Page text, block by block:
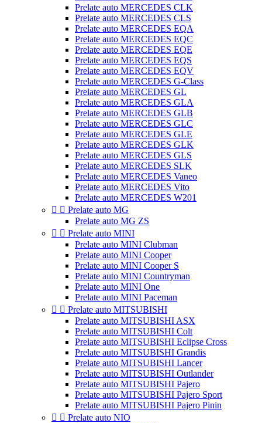
Prelate auto MERCEDES CLK
Prelate auto MERCEDES CLS
Prelate auto MERCEDES EQA
Prelate auto MERCEDES EQC
Prelate auto MERCEDES EQE
Prelate auto MERCEDES EQS
Prelate auto MERCEDES EQV
Prelate auto MERCEDES G-Class
Prelate auto MERCEDES GL
Prelate auto MERCEDES GLA
Prelate auto MERCEDES GLB
Prelate auto MERCEDES GLC
Prelate auto MERCEDES GLE
Prelate auto MERCEDES GLK
Prelate auto MERCEDES GLS
Prelate auto MERCEDES SLK
Prelate auto MERCEDES Vaneo
Prelate auto MERCEDES Vito
Prelate auto MERCEDES W201
  Prelate auto MG
Prelate auto MG ZS
  Prelate auto MINI
Prelate auto MINI Clubman
Prelate auto MINI Cooper
Prelate auto MINI Cooper S
Prelate auto MINI Countryman
Prelate auto MINI One
Prelate auto MINI Paceman
  Prelate auto MITSUBISHI
Prelate auto MITSUBISHI ASX
Prelate auto MITSUBISHI Colt
Prelate auto MITSUBISHI Eclipse Cross
Prelate auto MITSUBISHI Grandis
Prelate auto MITSUBISHI Lancer
Prelate auto MITSUBISHI Outlander
Prelate auto MITSUBISHI Pajero
Prelate auto MITSUBISHI Pajero Sport
Prelate auto MITSUBISHI Pajero Pinin
  Prelate auto NIO